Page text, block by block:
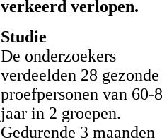
verkeerd verlopen.
Studie
De onderzoekers
verdeelden 28 gezonde
proefpersonen van 60-
jaar in 2 groepen.
Gedurende 3 maanden